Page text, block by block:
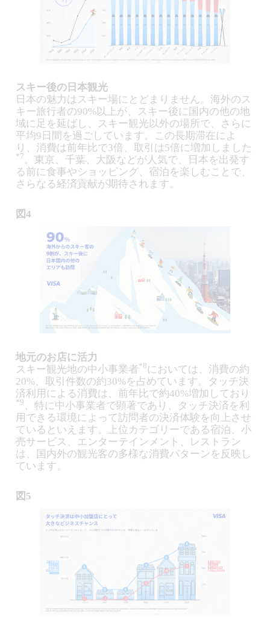
スキー後の日本観光
日本の魅力はスキー場にとどまりません。海外のス
キー旅行者の90%以上が、スキー後に国内の他の地
域に足を延ばし、スキー観光以外の場所で、さらに
平均9日間を過ごしています。この長期滞在によ
り、消費は前年比で3倍、取引は5倍に増加しました
*7 。東京、千葉、大阪などが人気で、日本を出発す
る前に食事やショッピング、宿泊を楽しむことで、
さらなる経済貢献が期待されます。
図4
地元のお店に活力
スキー観光地の中小事業者*8 においては、消費の約
20%、取引件数の約30%を占めています。タッチ決
済利用による消費は、前年比で約40%増加しており
*9
、特に中小事業者で顕著であり、タッチ決済を利
用できる環境によって訪問者の決済体験を向上させ
ているといえます。上位カテゴリーである宿泊、小
売サービス、エンターテインメント、レストラン
は、国内外の観光客の多様な消費パターンを反映し
ています。
図5